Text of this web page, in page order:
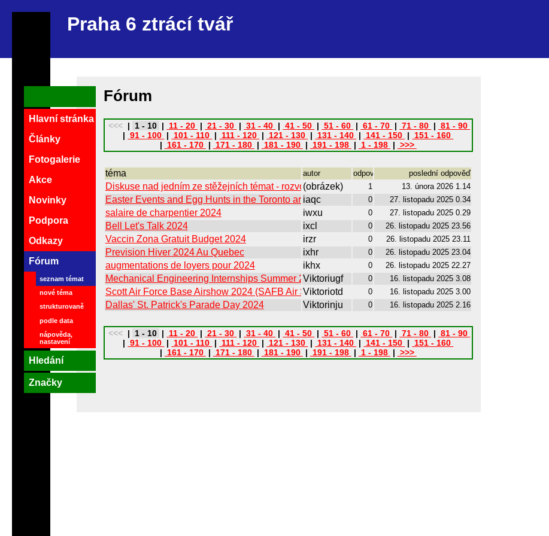
Praha 6 ztrácí tvář
Fórum
<<< | 1 - 10 | 11 - 20 | 21 - 30 | 31 - 40 | 41 - 50 | 51 - 60 | 61 - 70 | 71 - 80 | 81 - 90
| 91 - 100 | 101 - 110 | 111 - 120 | 121 - 130 | 131 - 140 | 141 - 150 | 151 - 160
| 161 - 170 | 171 - 180 | 181 - 190 | 191 - 198 | 1 - 198 | >>>
téma autor odpovědí poslední odpověď
Diskuse nad jedním ze stěžejních témat - rozvoj letiště Ruzyně,
(obrázek) 1 13. února 2026 1.14
Easter Events and Egg Hunts in the Toronto area 2024
iaqc 0 27. listopadu 2025 0.34
salaire de charpentier 2024 iwxu 0 27. listopadu 2025 0.29
Bell Let's Talk 2024 ixcl 0 26. listopadu 2025 23.56
Vaccin Zona Gratuit Budget 2024 irzr 0 26. listopadu 2025 23.11
Prevision Hiver 2024 Au Quebec ixhr 0 26. listopadu 2025 23.04
augmentations de loyers pour 2024 ikhx 0 26. listopadu 2025 22.27
Mechanical Engineering Internships Summer 2024Viktoriugf 0 16. listopadu 2025 3.08
Scott Air Force Base Airshow 2024 (SAFB Air Show)
Viktoriotd 0 16. listopadu 2025 3.00
Dallas' St. Patrick's Parade Day 2024 Viktorinju 0 16. listopadu 2025 2.16
<<< | 1 - 10 | 11 - 20 | 21 - 30 | 31 - 40 | 41 - 50 | 51 - 60 | 61 - 70 | 71 - 80 | 81 - 90
| 91 - 100 | 101 - 110 | 111 - 120 | 121 - 130 | 131 - 140 | 141 - 150 | 151 - 160
| 161 - 170 | 171 - 180 | 181 - 190 | 191 - 198 | 1 - 198 | >>>
Hlavní stránka
Články
Fotogalerie
Akce
Novinky
Podpora
Odkazy
Fórum
seznam témat
nové téma
strukturovaně
podle data
nápověda,
nastavení
Hledání
Značky